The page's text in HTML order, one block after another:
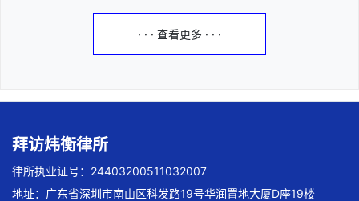
· · · 查看更多 · · ·
拜访炜衡律所
律所执业证号：24403200511032007
地址：广东省深圳市南山区科发路19号华润置地大厦D座19楼